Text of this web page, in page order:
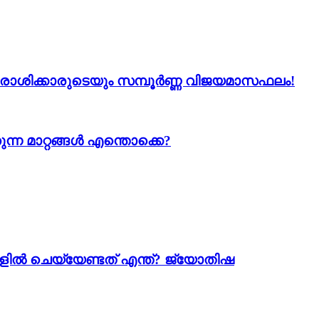
രാശിക്കാരുടെയും സമ്പൂർണ്ണ വിജയമാസഫലം!
മാറ്റങ്ങൾ എന്തൊക്കെ?
ചെയ്യേണ്ടത് എന്ത്? ജ്യോതിഷ